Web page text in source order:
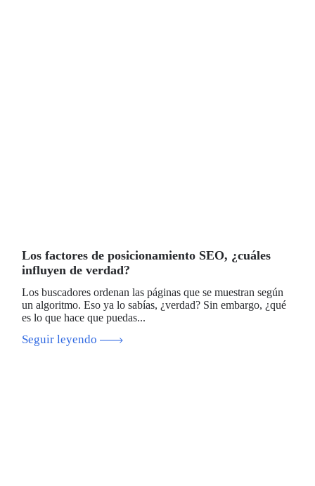
Los factores de posicionamiento SEO, ¿cuáles
influyen de verdad?
Los buscadores ordenan las páginas que se muestran según
un algoritmo. Eso ya lo sabías, ¿verdad? Sin embargo, ¿qué
es lo que hace que puedas...
Seguir leyendo